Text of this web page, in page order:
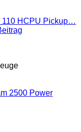
110 HCPU Pickup…
2500 Power